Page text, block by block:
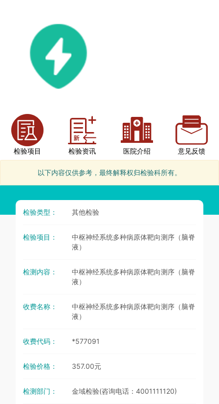
检验项目 检验资讯 医院介绍 意见反馈
以下内容仅供参考，最终解释权归检验科所有。
检验类型： 其他检验
检验项目：
中枢神经系统多种病原体靶向测序（脑脊
液）
检测内容：
中枢神经系统多种病原体靶向测序（脑脊
液）
收费名称：
中枢神经系统多种病原体靶向测序（脑脊
液）
收费代码： *577091
检验价格： 357.00元
检测部门： 金域检验(咨询电话：4001111120)